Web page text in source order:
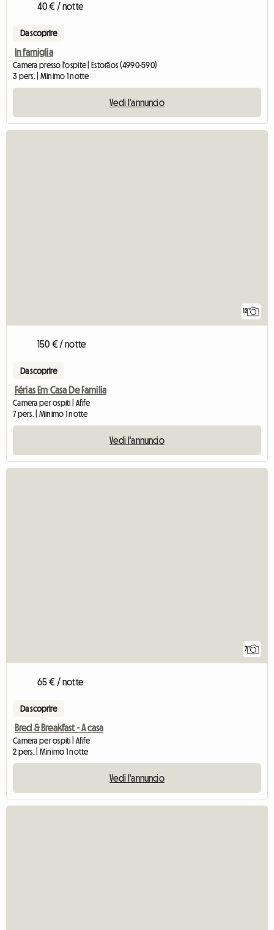
40 € / notte
Da scoprire
In famiglia
Camera presso l'ospite | Estorãos (4990-590)
3 pers. | Minimo 1 notte
Vedi l'annuncio
12
150 € / notte
Da scoprire
Férias Em Casa De Familia
Camera per ospiti | Afife
7 pers. | Minimo 1 notte
Vedi l'annuncio
7
65 € / notte
Da scoprire
Bred & Breakfast - A casa
Camera per ospiti | Afife
2 pers. | Minimo 1 notte
Vedi l'annuncio